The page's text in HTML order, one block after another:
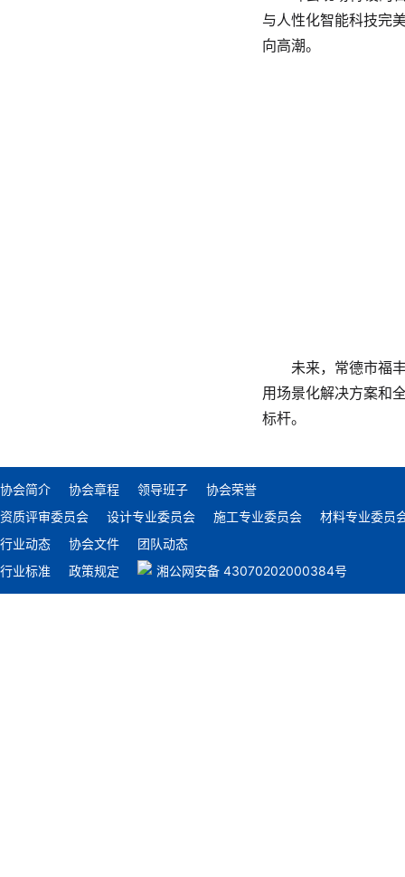
与人性化智能科技完
向高潮。
未来，常德市福
用场景化解决方案和
标杆。
协会简介 协会章程 领导班子
协会荣誉
资质评审委员会
设计专业委员会 施工专业委员会
材料专业委员
行业动态
协会文件
团队动态
行业标准
政策规定 湘公网安备 43070202000384号